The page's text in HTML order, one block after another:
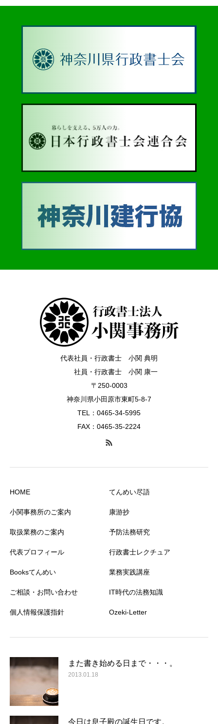
代表社員・行政書士 小関 典明
社員・行政書士 小関 康一
〒250-0003
神奈川県小田原市東町5-8-7
TEL：0465-34-5995
FAX：0465-35-2224
HOME
小関事務所のご案内
取扱業務のご案内
代表プロフィール
Booksてんめい
ご相談・お問い合わせ
個人情報保護指針
てんめい尽語
康游抄
予防法務研究
行政書士レクチュア
業務実践講座
IT時代の法務知識
Ozeki-Letter
また書き始める日まで・・・。
2013.01.18
今日は息子殿の誕生日です。